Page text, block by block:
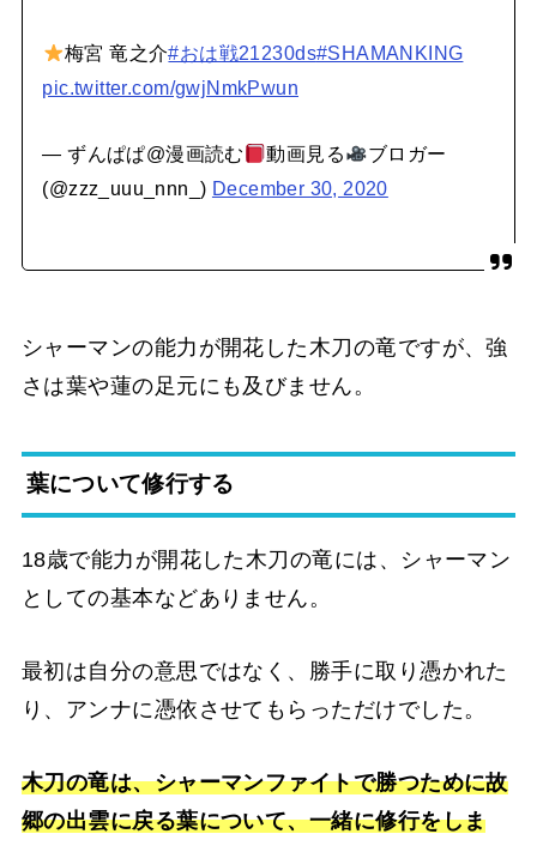
梅宮 竜之介#おは戦21230ds#SHAMANKING
pic.twitter.com/gwjNmkPwun
— ずんぱぱ@漫画読む 動画見る
ブロガー
(@zzz_uuu_nnn_) December 30, 2020
シャーマンの能力が開花した木刀の竜ですが、強
さは葉や蓮の足元にも及びません。
葉について修行する
18歳で能力が開花した木刀の竜には、シャーマン
としての基本などありません。
最初は自分の意思ではなく、勝手に取り憑かれた
り、アンナに憑依させてもらっただけでした。
木刀の竜は、シャーマンファイトで勝つために故
郷の出雲に戻る葉について、一緒に修行をしま